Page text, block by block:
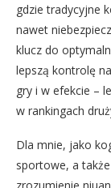
gdzie tradycyjne
nawet
klucz do
lepszą kontrolę
gry i w efekcie –
w rankingach
Dla mnie, jako
sportowe, a
zrozumienie